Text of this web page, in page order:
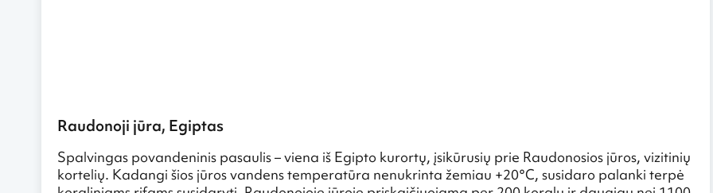
Raudonoji jūra, Egiptas
Spalvingas povandeninis pasaulis – viena iš Egipto kurortų, įsikūrusių prie Raudonosios jūros, vizitinių
kortelių. Kadangi šios jūros vandens temperatūra nenukrinta žemiau +20°C, susidaro palanki terpė